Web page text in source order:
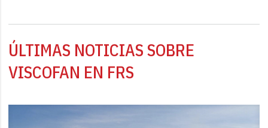
ÚLTIMAS NOTICIAS SOBRE
VISCOFAN EN FRS